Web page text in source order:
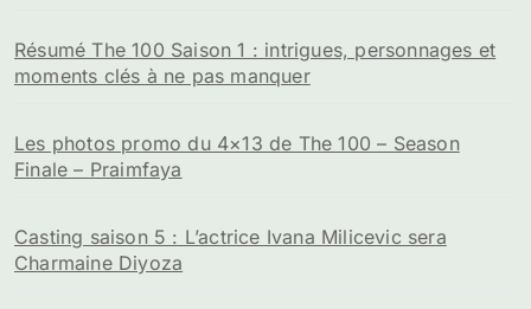
Résumé The 100 Saison 1 : intrigues, personnages et
moments clés à ne pas manquer
Les photos promo du 4×13 de The 100 – Season
Finale – Praimfaya
Casting saison 5 : L’actrice Ivana Milicevic sera
Charmaine Diyoza